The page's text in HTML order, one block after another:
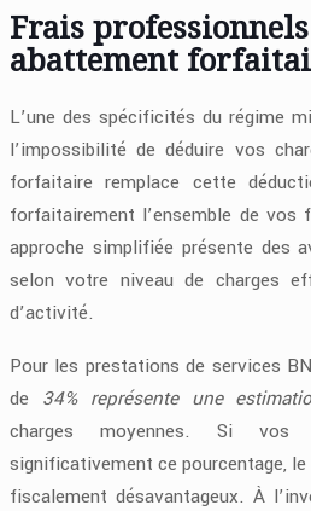
Frais
abattement
L’une des spécificités du régime
l’impossibilité de déduire vos
forfaitaire remplace cette
forfaitairement l’ensemble de vos
approche simplifiée présente des
selon votre niveau de charges
d’activité.
Pour les prestations de services
de 34% représente une
charges moyennes. Si vos
significativement ce pourcentage,
fiscalement désavantageux. À